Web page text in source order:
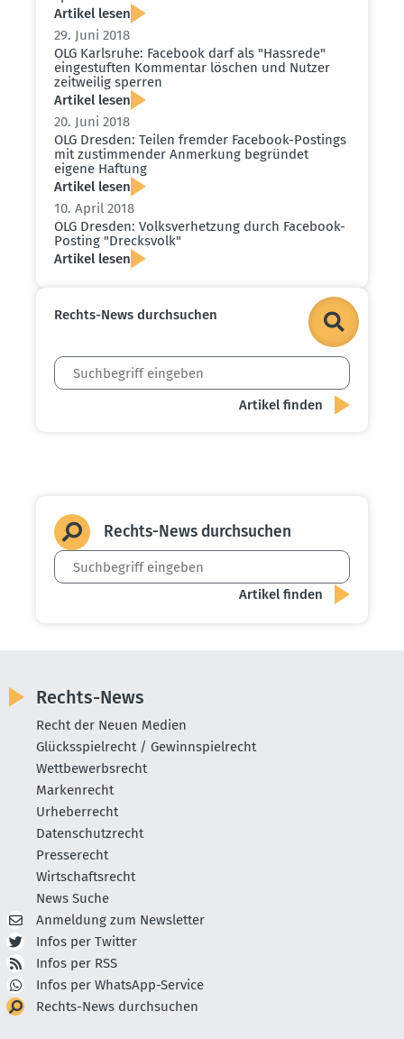
Artikel lesen
29. Juni 2018
OLG Karlsruhe: Facebook darf als "Hassrede"
einge­stuften Kommentar löschen und Nutzer
zeitweilig sperren
Artikel lesen
20. Juni 2018
OLG Dresden: Teilen fremder Facebook-Postings
mit zustim­mender Anmerkung begründet
eigene Haftung
Artikel lesen
10. April 2018
OLG Dresden: Volks­ver­hetzung durch Facebook-
Posting "Drecksvolk"
Artikel lesen
Rechts-News durch­suchen
Rechts-News durch­suchen
Rechts-News
Recht der Neuen Medien
Glücksspielrecht / Gewinnspielrecht
Wettbewerbsrecht
Markenrecht
Urheberrecht
Datenschutzrecht
Presserecht
Wirtschaftsrecht
News Suche
Anmeldung zum Newsletter
Infos per Twitter
Infos per RSS
Infos per WhatsApp-Service
Rechts-News durchsuchen